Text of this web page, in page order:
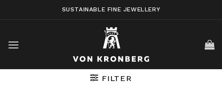
SUSTAINABLE FINE JEWELLERY
FILTER